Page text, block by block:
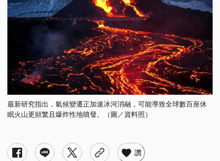
最新研究指出，氣候變遷正加速冰河消融，可能導致全球數百座休
眠火山更頻繁且爆炸性地噴發。（圖／資料照）
讚